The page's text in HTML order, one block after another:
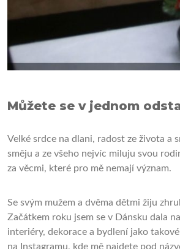
Můžete se v jednom
Velké srdce na dlani, radost ze života a
směju a ze všeho nejvíc miluju svou
za věcmi, které pro mě nemají význam.
Se svým mužem a dvěma dětmi žiju
Začátkem roku jsem se v Dánsku dala
interiéry, dekorace a bydlení jako
na Instagramu, kde mě najdete pod